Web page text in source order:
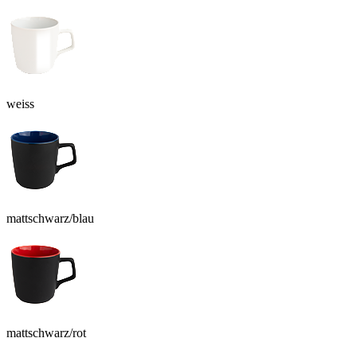
weiss
mattschwarz/blau
mattschwarz/rot